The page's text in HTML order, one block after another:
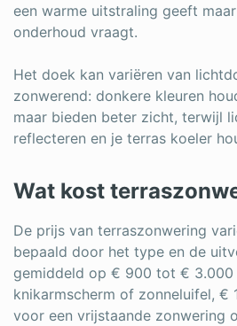
een warme uitstraling geeft
onderhoud vraagt.
Het doek kan variëren van
zonwerend: donkere kleuren
maar bieden beter zicht, terwijl
reflecteren en je terras koeler
Wat kost
De prijs van terraszonwering
bepaald door het type en de
gemiddeld op € 900 tot € 3.000
knikarmscherm of zonneluifel, €
voor een vrijstaande zonwering